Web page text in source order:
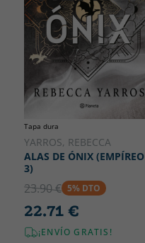
Tapa dura
YARROS, REBECCA
ALAS DE ÓNIX (EMPÍREO
3)
23.90 € 5% DTO
22.71 €
¡ENVÍO GRATIS!